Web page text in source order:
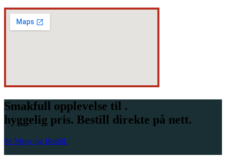
Smakfull opplevelse til .
hyggelig pris. Bestill direkte på nett.
Se Meny og BestilL